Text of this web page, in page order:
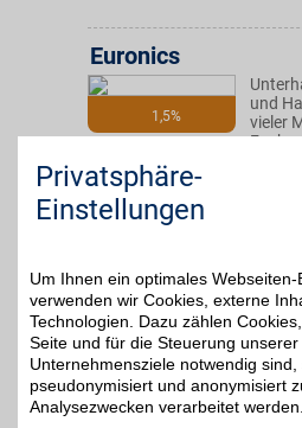
1,5%
Euronics
und
vieler
vor
office-discount
Privatsphäre-
Einstellungen
Um Ihnen ein optimales
verwenden wir Cookies, externe
Technologien. Dazu zählen
Seite und für die Steuerung
Unternehmensziele notwendig
pseudonymisiert und anonymisiert
Analysezwecken verarbeitet werden.